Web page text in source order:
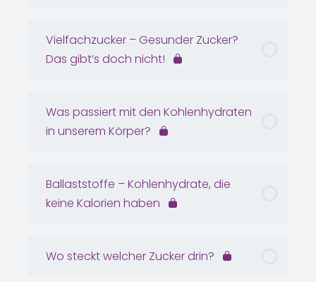
Vielfachzucker – Gesunder Zucker?
Das gibt’s doch nicht!
Was passiert mit den Kohlenhydraten
in unserem Körper?
Ballaststoffe – Kohlenhydrate, die
keine Kalorien haben
Wo steckt welcher Zucker drin?